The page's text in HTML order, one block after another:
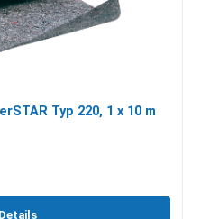
Typ 220, 1 x 10 m
Details